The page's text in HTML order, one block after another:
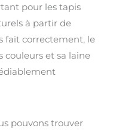
pour les tapis
à partir de
fait correctement, le
couleurs et sa laine
pouvons trouver